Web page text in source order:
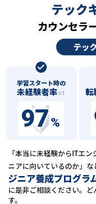
テック
カウンセラ
学習スタート時の
未経験者率※1
97%
転
「本当に未経験からITエ
ニアに向いているのか」な
ジニア養成プログラ
に是非ご相談ください。
す。